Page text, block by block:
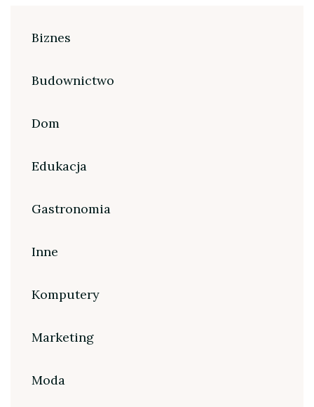
Biznes
Budownictwo
Dom
Edukacja
Gastronomia
Inne
Komputery
Marketing
Moda